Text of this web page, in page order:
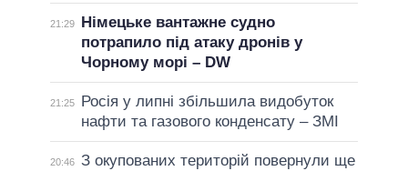
21:29
Німецьке вантажне судно
потрапило під атаку дронів у
Чорному морі – DW
21:25
Росія у липні збільшила видобуток
нафти та газового конденсату – ЗМІ
20:46 З окупованих територій повернули ще